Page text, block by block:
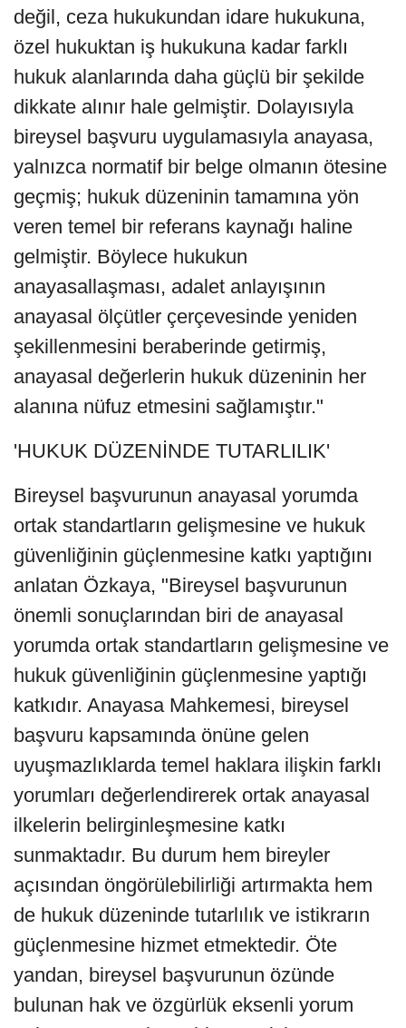
değil, ceza hukukundan idare hukukuna,
özel hukuktan iş hukukuna kadar farklı
hukuk alanlarında daha güçlü bir şekilde
dikkate alınır hale gelmiştir. Dolayısıyla
bireysel başvuru uygulamasıyla anayasa,
yalnızca normatif bir belge olmanın ötesine
geçmiş; hukuk düzeninin tamamına yön
veren temel bir referans kaynağı haline
gelmiştir. Böylece hukukun
anayasallaşması, adalet anlayışının
anayasal ölçütler çerçevesinde yeniden
şekillenmesini beraberinde getirmiş,
anayasal değerlerin hukuk düzeninin her
alanına nüfuz etmesini sağlamıştır."
'HUKUK DÜZENİNDE TUTARLILIK'
Bireysel başvurunun anayasal yorumda
ortak standartların gelişmesine ve hukuk
güvenliğinin güçlenmesine katkı yaptığını
anlatan Özkaya, "Bireysel başvurunun
önemli sonuçlarından biri de anayasal
yorumda ortak standartların gelişmesine ve
hukuk güvenliğinin güçlenmesine yaptığı
katkıdır. Anayasa Mahkemesi, bireysel
başvuru kapsamında önüne gelen
uyuşmazlıklarda temel haklara ilişkin farklı
yorumları değerlendirerek ortak anayasal
ilkelerin belirginleşmesine katkı
sunmaktadır. Bu durum hem bireyler
açısından öngörülebilirliği artırmakta hem
de hukuk düzeninde tutarlılık ve istikrarın
güçlenmesine hizmet etmektedir. Öte
yandan, bireysel başvurunun özünde
bulunan hak ve özgürlük eksenli yorum